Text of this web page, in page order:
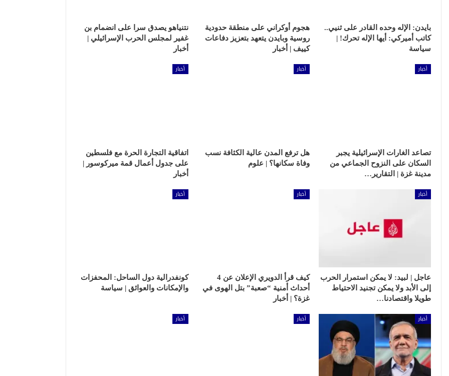
بايدن: الإله وحده القادر على ثنيي..
كاتب أميركي: أيها الإله تحرك! |
سياسة
هجوم أوكراني على منطقة حدودية
روسية وبايدن يتعهد بتعزيز دفاعات
كييف | أخبار
نتنياهو يصدق سرا على انضمام بن
غفير لمجلس الحرب الإسرائيلي |
أخبار
أخبار
تصاعد الغارات الإسرائيلية يجبر
السكان على النزوح الجماعي من
مدينة غزة | التقارير…
أخبار
هل ترفع المدن عالية الكثافة نسب
وفاة سكانها؟ | علوم
أخبار
اتفاقية التجارة الحرة مع فلسطين
على جدول أعمال قمة ميركوسور |
أخبار
أخبار
عاجل | لبيد: لا يمكن استمرار الحرب
إلى الأبد ولا يمكن تجنيد الاحتياط
طويلا واقتصادنا…
أخبار
كيف قرأ الدويري الإعلان عن 4
أحداث أمنية “صعبة” بتل الهوى في
غزة؟ | أخبار
أخبار
كونفدرالية دول الساحل: المحفزات
والإمكانات والعوائق | سياسة
أخبار أخبار أخبار